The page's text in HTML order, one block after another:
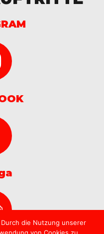
die Nutzung unserer